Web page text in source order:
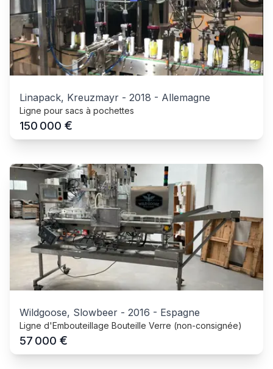
Linapack, Kreuzmayr - 2018 - Allemagne
Ligne pour sacs à pochettes
150 000 €
Wildgoose, Slowbeer - 2016 - Espagne
Ligne d'Embouteillage Bouteille Verre (non-consignée)
57 000 €